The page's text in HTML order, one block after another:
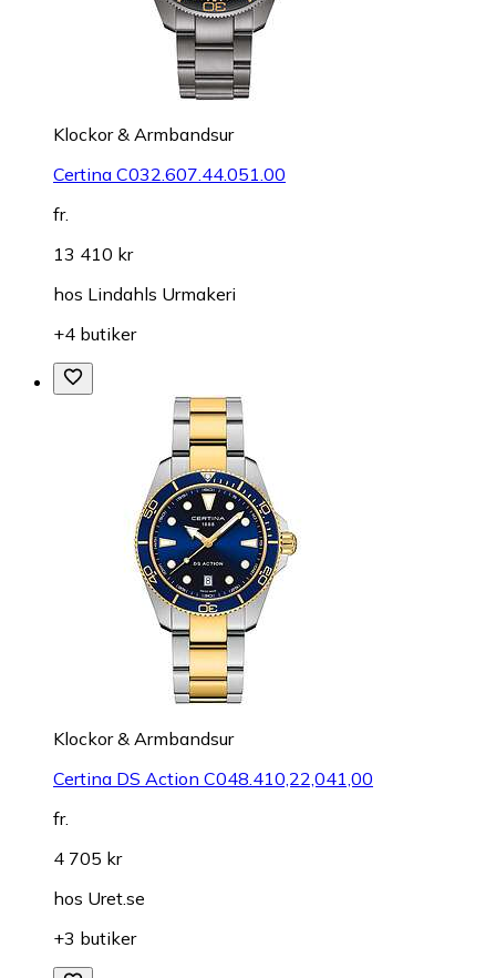
Klockor & Armbandsur
Certina C032.607.44.051.00
fr.
13 410 kr
hos Lindahls Urmakeri
+4 butiker
Klockor & Armbandsur
Certina DS Action C048.410,22,041,00
fr.
4 705 kr
hos Uret.se
+3 butiker